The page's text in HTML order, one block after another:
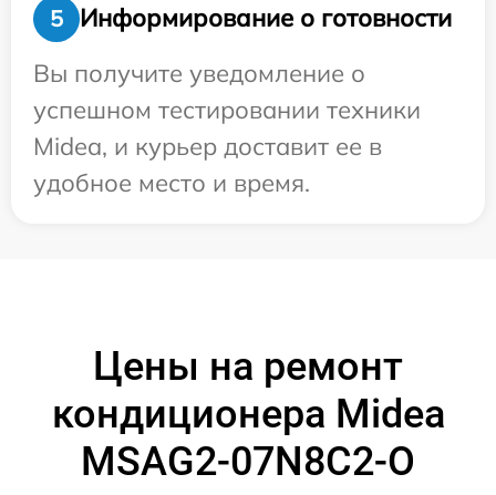
5
Информирование о готовности
Вы получите уведомление о
успешном тестировании техники
Midea, и курьер доставит ее в
удобное место и время.
Цены на ремонт
кондиционера Midea
MSAG2-07N8C2-O